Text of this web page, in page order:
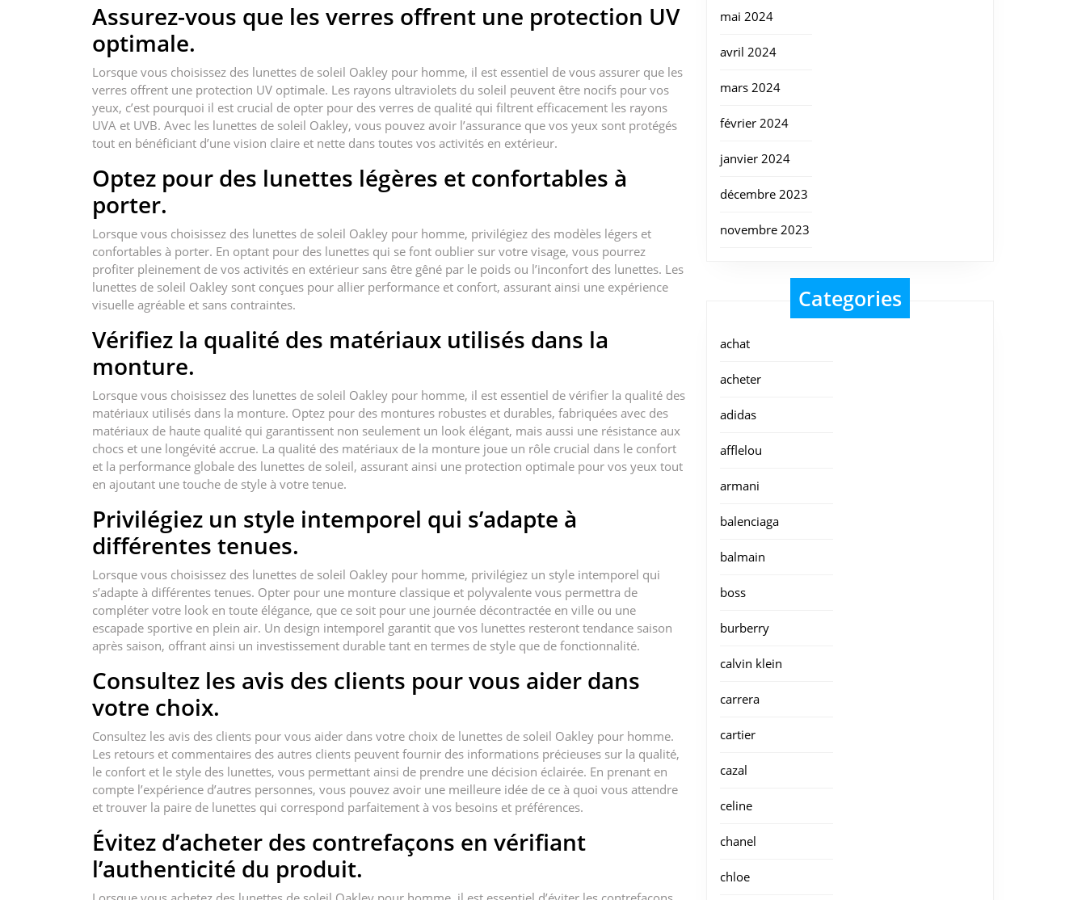
Assurez-vous que les verres offrent une protection UV
optimale.
Lorsque vous choisissez des lunettes de soleil Oakley pour homme, il est essentiel de vous assurer que les
verres offrent une protection UV optimale. Les rayons ultraviolets du soleil peuvent être nocifs pour vos
yeux, c’est pourquoi il est crucial de opter pour des verres de qualité qui filtrent efficacement les rayons
UVA et UVB. Avec les lunettes de soleil Oakley, vous pouvez avoir l’assurance que vos yeux sont protégés
tout en bénéficiant d’une vision claire et nette dans toutes vos activités en extérieur.
Optez pour des lunettes légères et confortables à
porter.
Lorsque vous choisissez des lunettes de soleil Oakley pour homme, privilégiez des modèles légers et
confortables à porter. En optant pour des lunettes qui se font oublier sur votre visage, vous pourrez
profiter pleinement de vos activités en extérieur sans être gêné par le poids ou l’inconfort des lunettes. Les
lunettes de soleil Oakley sont conçues pour allier performance et confort, assurant ainsi une expérience
visuelle agréable et sans contraintes.
Vérifiez la qualité des matériaux utilisés dans la
monture.
Lorsque vous choisissez des lunettes de soleil Oakley pour homme, il est essentiel de vérifier la qualité des
matériaux utilisés dans la monture. Optez pour des montures robustes et durables, fabriquées avec des
matériaux de haute qualité qui garantissent non seulement un look élégant, mais aussi une résistance aux
chocs et une longévité accrue. La qualité des matériaux de la monture joue un rôle crucial dans le confort
et la performance globale des lunettes de soleil, assurant ainsi une protection optimale pour vos yeux tout
en ajoutant une touche de style à votre tenue.
Privilégiez un style intemporel qui s’adapte à
différentes tenues.
Lorsque vous choisissez des lunettes de soleil Oakley pour homme, privilégiez un style intemporel qui
s’adapte à différentes tenues. Opter pour une monture classique et polyvalente vous permettra de
compléter votre look en toute élégance, que ce soit pour une journée décontractée en ville ou une
escapade sportive en plein air. Un design intemporel garantit que vos lunettes resteront tendance saison
après saison, offrant ainsi un investissement durable tant en termes de style que de fonctionnalité.
Consultez les avis des clients pour vous aider dans
votre choix.
Consultez les avis des clients pour vous aider dans votre choix de lunettes de soleil Oakley pour homme.
Les retours et commentaires des autres clients peuvent fournir des informations précieuses sur la qualité,
le confort et le style des lunettes, vous permettant ainsi de prendre une décision éclairée. En prenant en
compte l’expérience d’autres personnes, vous pouvez avoir une meilleure idée de ce à quoi vous attendre
et trouver la paire de lunettes qui correspond parfaitement à vos besoins et préférences.
Évitez d’acheter des contrefaçons en vérifiant
l’authenticité du produit.
mai 2024
avril 2024
mars 2024
février 2024
janvier 2024
décembre 2023
novembre 2023
Categories
achat
acheter
adidas
afflelou
armani
balenciaga
balmain
boss
burberry
calvin klein
carrera
cartier
cazal
celine
chanel
chloe